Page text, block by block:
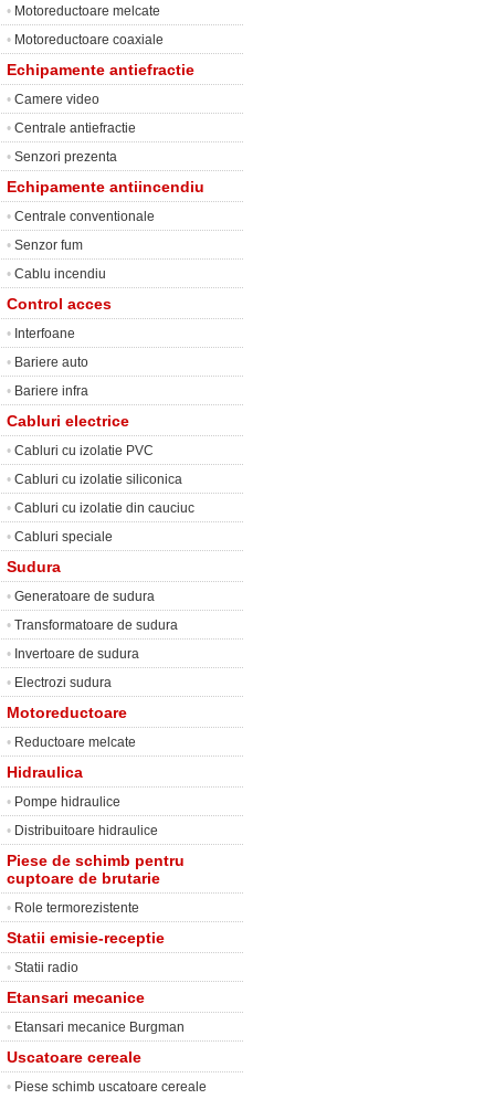
• Motoreductoare melcate
• Motoreductoare coaxiale
Echipamente antiefractie
• Camere video
• Centrale antiefractie
• Senzori prezenta
Echipamente antiincendiu
• Centrale conventionale
• Senzor fum
• Cablu incendiu
Control acces
• Interfoane
• Bariere auto
• Bariere infra
Cabluri electrice
• Cabluri cu izolatie PVC
• Cabluri cu izolatie siliconica
• Cabluri cu izolatie din cauciuc
• Cabluri speciale
Sudura
• Generatoare de sudura
• Transformatoare de sudura
• Invertoare de sudura
• Electrozi sudura
Motoreductoare
• Reductoare melcate
Hidraulica
• Pompe hidraulice
• Distribuitoare hidraulice
Piese de schimb pentru
cuptoare de brutarie
• Role termorezistente
Statii emisie-receptie
• Statii radio
Etansari mecanice
• Etansari mecanice Burgman
Uscatoare cereale
• Piese schimb uscatoare cereale